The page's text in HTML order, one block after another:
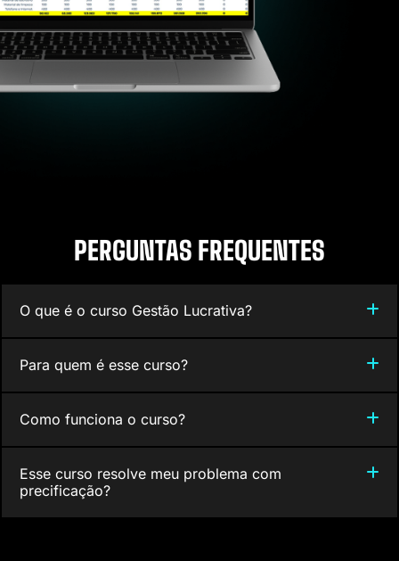
PERGUNTAS FREQUENTES
O que é o curso Gestão Lucrativa?
Para quem é esse curso?
Como funciona o curso?
Esse curso resolve meu problema com
precificação?